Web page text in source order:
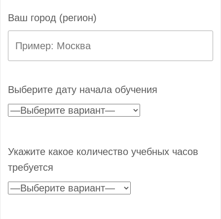
Ваш город (регион)
Выберите дату начала обучения
Укажите какое количество учебных часов
требуется